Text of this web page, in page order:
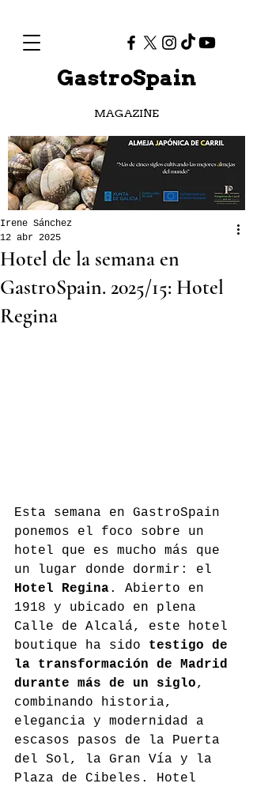
GastroSpain
MAGAZINE
Hotel de la semana en
GastroSpain. 2025/15: Hotel
Regina
Irene Sánchez
12 abr 2025
Esta semana en GastroSpain
ponemos el foco sobre un
hotel que es mucho más que
un lugar donde dormir: el
Hotel Regina. Abierto en
1918 y ubicado en plena
Calle de Alcalá, este hotel
boutique ha sido testigo de
la transformación de Madrid
durante más de un siglo,
combinando historia,
elegancia y modernidad a
escasos pasos de la Puerta
del Sol, la Gran Vía y la
Plaza de Cibeles. Hotel